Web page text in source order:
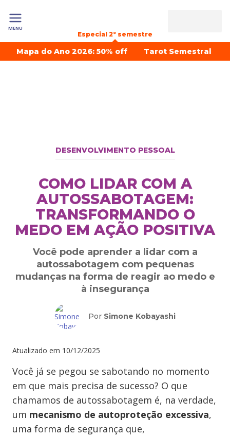
MENU
Especial 2º semestre
Mapa do Ano 2026: 50% off Tarot Semestral
DESENVOLVIMENTO PESSOAL
COMO LIDAR COM A
AUTOSSABOTAGEM:
TRANSFORMANDO O
MEDO EM AÇÃO POSITIVA
Você pode aprender a lidar com a
autossabotagem com pequenas
mudanças na forma de reagir ao medo e
à insegurança
Por Simone Kobayashi
Atualizado em 10/12/2025
Você já se pegou se sabotando no momento
em que mais precisa de sucesso? O que
chamamos de autossabotagem é, na verdade,
um mecanismo de autoproteção excessiva,
uma forma de segurança que,